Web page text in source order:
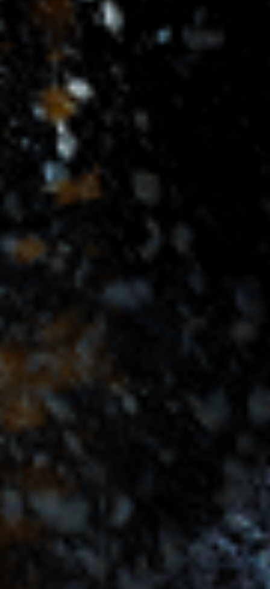
MACBOOK DĖKLŲ
DIZAINAI
Kaina – 40€
Akies fotografijos kaina neįskaičiuota!
Kainoraštis
Kokiems MacBook modeliams gaminame dėklus?
Kaip rasti savo MacBook serijos numerį
Kaip užsisakyti dėklą?